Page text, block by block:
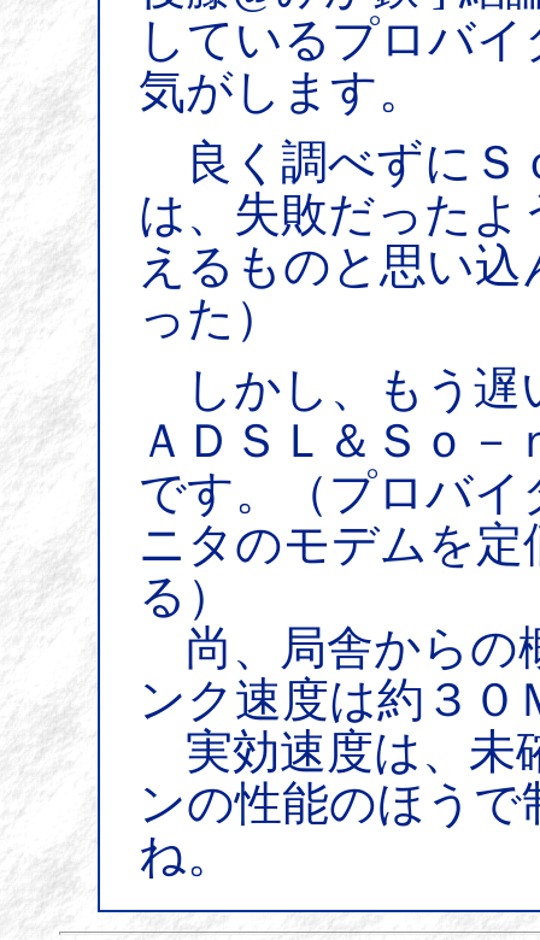
しているプロバ
気がします。
良く調べずにＳ
は、失敗だったよ
えるものと思い
った）
しかし、もう遅
ＡＤＳＬ＆Ｓｏ
です。（プロバ
ニタのモデムを
る）
尚、局舎からの
ンク速度は約３０
実効速度は、未
ンの性能のほう
ね。